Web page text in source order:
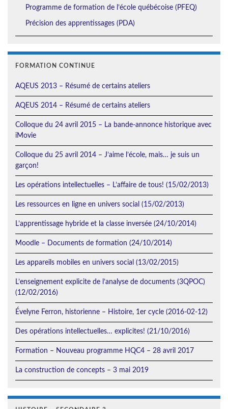
Programme de formation de l’école québécoise (PFEQ)
Précision des apprentissages (PDA)
FORMATION CONTINUE
AQEUS 2013 – Résumé de certains ateliers
AQEUS 2014 – Résumé de certains ateliers
Colloque du 24 avril 2015 – La bande-annonce historique avec
iMovie
Colloque du 25 avril 2014 – J’aime l’école, mais… je suis un
garçon!
Les opérations intellectuelles – L’affaire de tous! (15/02/2013)
Les ressources en ligne en univers social (15/02/2013)
L’apprentissage hybride et la classe inversée (24/10/2014)
Moodle – Documents de formation (24/10/2014)
Les appareils mobiles en univers social (13/02/2015)
L’enseignement explicite de l’analyse de documents (3QPOC)
(12/02/2016)
Évelyne Ferron, historienne – Histoire, 1er cycle (2016-02-12)
Des opérations intellectuelles… explicites! (21/10/2016)
Formation – Nouveau programme HQC4 – 28 avril 2017
La construction de concepts – 3 mai 2019